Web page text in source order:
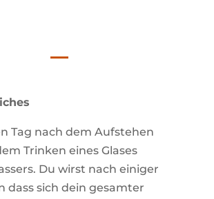
Tag nach dem Aufstehen
Trinken eines Glases
Du wirst nach einiger
dass sich dein gesamter